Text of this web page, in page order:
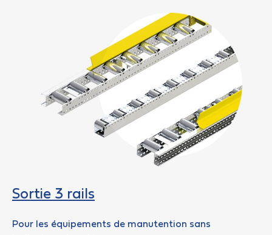
Sortie 3 rails
Pour les équipements de manutention sans